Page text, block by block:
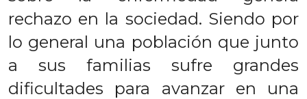
rechazo en la sociedad. Siendo por
lo general una población que junto
a sus familias sufre grandes
dificultades para avanzar en una